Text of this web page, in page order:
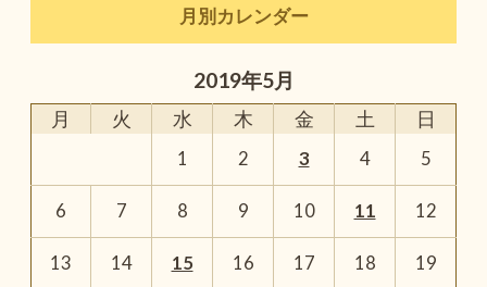
月別カレンダー
2019年5月
月 火 水 木 金 土 日
1 2 3 4 5
6 7 8 9 10 11 12
13 14 15 16 17 18 19